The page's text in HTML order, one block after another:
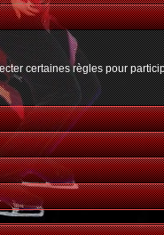
certaines règles pour